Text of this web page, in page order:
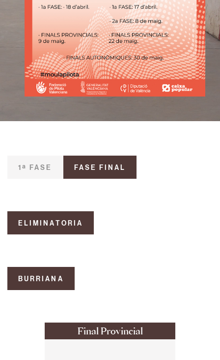
1ª FASE FASE FINAL
ELIMINATORIA
BURRIANA
Final Provincial